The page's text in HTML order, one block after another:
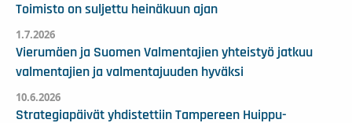
Toimisto on suljettu heinäkuun ajan
1.7.2026
Vierumäen ja Suomen Valmentajien yhteistyö jatkuu
valmentajien ja valmentajuuden hyväksi
10.6.2026
Strategiapäivät yhdistettiin Tampereen Huippu-